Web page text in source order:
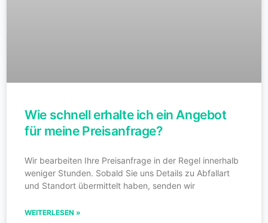
Wie schnell erhalte ich ein Angebot
für meine Preisanfrage?
Wir bearbeiten Ihre Preisanfrage in der Regel innerhalb
weniger Stunden. Sobald Sie uns Details zu Abfallart
und Standort übermittelt haben, senden wir
WEITERLESEN »